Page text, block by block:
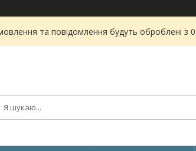
та повідомлення будуть оброблені з